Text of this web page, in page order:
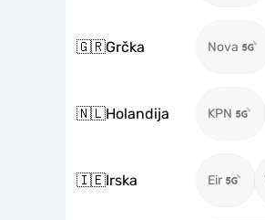
🇬🇷Grčka Nova
🇳🇱Holandija KPN
🇮🇪Irska Eir